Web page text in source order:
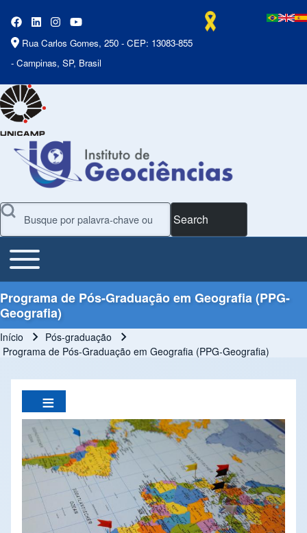
Rua Carlos Gomes, 250 - CEP: 13083-855
- Campinas, SP, Brasil
Search
Main Menu
Toggle main menu
Programa de Pós-Graduação em Geografia (PPG-
Geografia)
Trilha de navegação
Início
Pós-graduação
Programa de Pós-Graduação em Geografia (PPG-Geografia)